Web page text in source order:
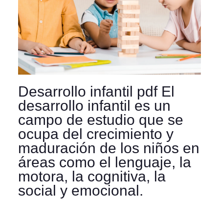
Desarrollo infantil pdf El
desarrollo infantil es un
campo de estudio que se
ocupa del crecimiento y
maduración de los niños en
áreas como el lenguaje, la
motora, la cognitiva, la
social y emocional.